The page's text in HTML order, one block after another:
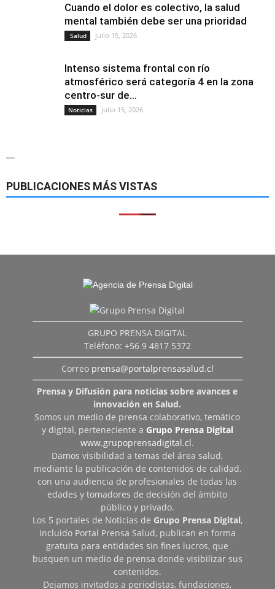
Cuando el dolor es colectivo, la salud
mental también debe ser una prioridad
Salud julio 15, 2026
Intenso sistema frontal con río
atmosférico será categoría 4 en la zona
centro-sur de...
Noticias julio 15, 2026
—
PUBLICACIONES MÁS VISTAS
GRUPO PRENSA DIGITAL
Teléfono: +56 9 4817 5372
Correo prensa@portalprensasalud.cl
Prensa y Difusión para noticias sobre avances e
innovación en Salud.
Somos un medio de prensa colaborativo, temático
y digital, perteneciente a Grupo Prensa Digital
www.grupoprensadigital.cl.
Damos visibilidad a temas del área salud,
mediante la publicación de contenidos de calidad,
con una audiencia de profesionales de todas las
edades y tomadores de decisión del ámbito
público y privado.
Los 5 portales de Noticias de Grupo Prensa Digital,
incluido Portal Prensa Salud, publican en forma
gratuita para entidades sin fines lucros, que
busquen un medio de prensa donde visibilizar sus
contenidos.
Dejamos invitados a periodistas, fundaciones,